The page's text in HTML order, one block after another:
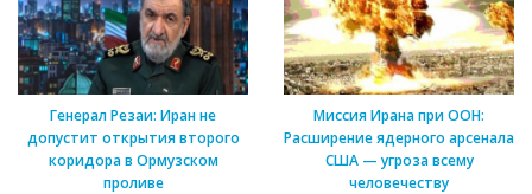
Генерал Резаи: Иран не
допустит открытия второго
коридора в Ормузском
проливе
Миссия Ирана при ООН:
Расширение ядерного арсенала
США — угроза всему
человечеству